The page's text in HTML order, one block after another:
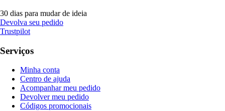
30 dias para mudar de ideia
Devolva seu pedido
Trustpilot
Serviços
Minha conta
Centro de ajuda
Acompanhar meu pedido
Devolver meu pedido
Códigos promocionais